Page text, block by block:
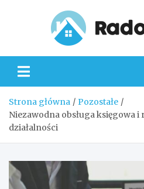
Strona główna
Pozostałe
Niezawodna obsługa księgowa
działalności